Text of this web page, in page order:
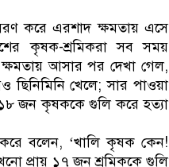
করে এরশাদ ক্ষমতায় এসে
কৃষক-শ্রমিকরা সব সময়
আসার পর দেখা গেল,
খেলে; সার পাওয়া
জন কৃষককে গুলি করে হত্যা
করে বলেন, ‘খালি কৃষক কেন!
প্রায় ১৭ জন শ্রমিককে গুলি